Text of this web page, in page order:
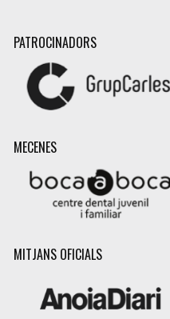
PATROCINADORS
MECENES
MITJANS OFICIALS